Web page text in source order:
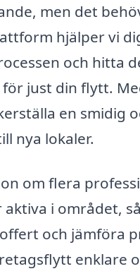
men det
hjälper vi
och hitta
just din flytt.
en smidig
nya lokaler.
om flera
i området,
och jämföra
enklare